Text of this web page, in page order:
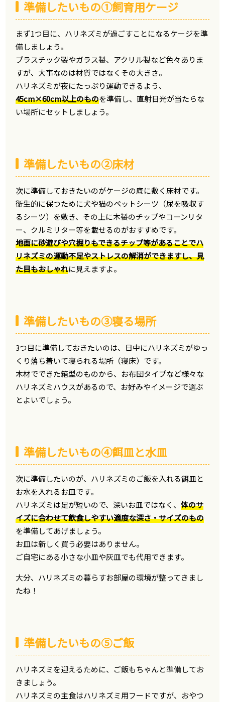
準備したいもの①飼育用ケージ
まず1つ目に、ハリネズミが過ごすことになるケージを準
備しましょう。
プラスチック製やガラス製、アクリル製など色々ありま
すが、大事なのは材質ではなくその大きさ。
ハリネズミが夜にたっぷり運動できるよう、
45cm×60cm以上のものを準備し、直射日光が当たらな
い場所にセットしましょう。
準備したいもの②床材
次に準備しておきたいのがケージの底に敷く床材です。
衛生的に保つために犬や猫のペットシーツ（尿を吸収す
るシーツ）を敷き、その上に木製のチップやコーンリタ
ー、クルミリター等を載せるのがおすすめです。
地面に砂遊びや穴掘りもできるチップ等があることでハ
リネズミの運動不足やストレスの解消ができますし、見
た目もおしゃれに見えますよ。
準備したいもの③寝る場所
3つ目に準備しておきたいのは、日中にハリネズミがゆっ
くり落ち着いて寝られる場所（寝床）です。
木材でできた箱型のものから、お布団タイプなど様々な
ハリネズミハウスがあるので、お好みやイメージで選ぶ
とよいでしょう。
準備したいもの④餌皿と水皿
次に準備したいのが、ハリネズミのご飯を入れる餌皿と
お水を入れるお皿です。
ハリネズミは足が短いので、深いお皿ではなく、体のサ
イズに合わせて飲食しやすい適度な深さ・サイズのもの
を準備してあげましょう。
お皿は新しく買う必要はありません。
ご自宅にある小さな小皿や灰皿でも代用できます。
大分、ハリネズミの暮らすお部屋の環境が整ってきまし
たね！
準備したいもの⑤ご飯
ハリネズミを迎えるために、ご飯もちゃんと準備してお
きましょう。
ハリネズミの主食はハリネズミ用フードですが、おやつ